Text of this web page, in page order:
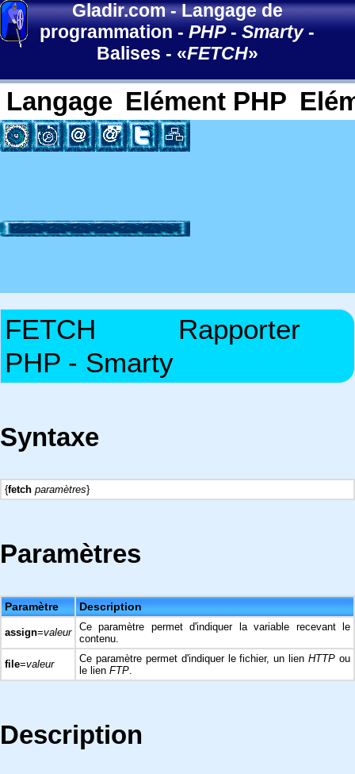
Gladir.com-Langage de
programmation -PHP-Smarty-
Balises - «FETCH»
Langage Elément PHP
FETCH
Rapporter
PHP - Smarty
Syntaxe
{fetch paramètres}
Paramètres
Paramètre Description
assign=valeur
Ce paramètre permet d'indiquer la variable recevant le
contenu.
file=valeur Ce paramètre permet d'indiquer le fichier, un lienHTTP ou
le lien FTP.
Description